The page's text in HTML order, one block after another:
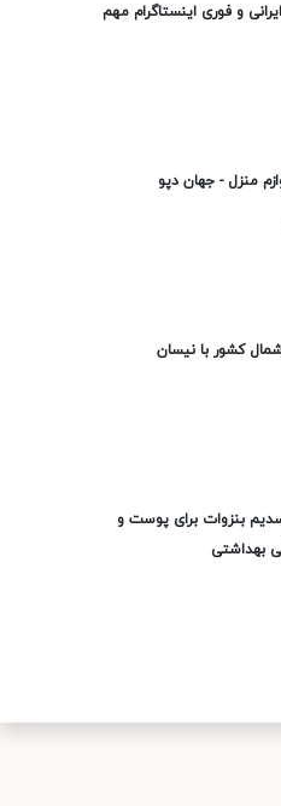
و فوری اینستاگرام مهم
منزل - جهان دپو
کشور با نیسان
بنزوات برای پوست و